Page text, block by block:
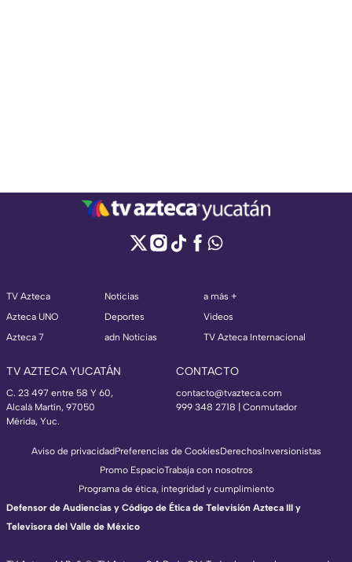
TV Azteca
Azteca UNO
Azteca 7
Noticias
Deportes
adn Noticias
a más +
Videos
TV Azteca Internacional
TV AZTECA YUCATÁN
C. 23 497 entre 58 Y 60,
Alcalá Martín, 97050
Mérida, Yuc.
CONTACTO
contacto@tvazteca.com
999 348 2718 | Conmutador
Aviso de privacidadPreferencias de CookiesDerechosInversionistas
Promo EspacioTrabaja con nosotros
Programa de ética, integridad y cumplimiento
Defensor de Audiencias y Código de Ética de Televisión Azteca III y
Televisora del Valle de México